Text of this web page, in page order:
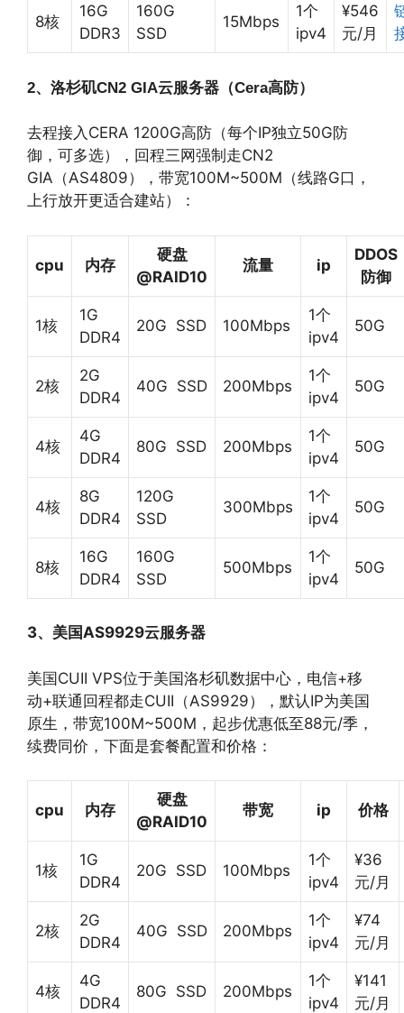
8核
16G
DDR3
160G
SSD
15Mbps
1个
ipv4
¥546
元/月
2、洛杉矶CN2 GIA云服务器（Cera高防）
去程接入CERA 1200G高防（每个IP独立50G防
御，可多选），回程三网强制走CN2
GIA（AS4809），带宽100M~500M（线路G口，
上行放开更适合建站）：
cpu 内存
硬盘
@RAID10
流量 ip
DDOS
防御
1核
1G
DDR4
20G SSD 100Mbps
1个
ipv4
50G
2核
2G
DDR4
40G SSD 200Mbps
1个
ipv4
50G
4核
4G
DDR4
80G SSD 200Mbps
1个
ipv4
50G
4核
8G
DDR4
120G
SSD
300Mbps
1个
ipv4
50G
8核
16G
DDR4
160G
SSD
500Mbps
1个
ipv4
50G
3、美国AS9929云服务器
美国CUII VPS位于美国洛杉矶数据中心，电信+移
动+联通回程都走CUII（AS9929），默认IP为美国
原生，带宽100M~500M，起步优惠低至88元/季，
续费同价，下面是套餐配置和价格：
cpu 内存
硬盘
@RAID10
带宽 ip 价格
1核
1G
DDR4
20G SSD 100Mbps
1个
ipv4
¥36
元/月
2核
2G
DDR4
40G SSD 200Mbps
1个
ipv4
¥74
元/月
4核
4G
DDR4
80G SSD 200Mbps
1个
ipv4
¥141
元/月